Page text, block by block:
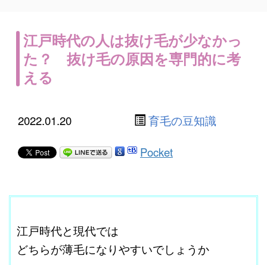
江戸時代の人は抜け毛が少なかっ
た？ 抜け毛の原因を専門的に考
える
2022.01.20 育毛の豆知識
Pocket
江戸時代と現代では
どちらが薄毛になりやすいでしょうか